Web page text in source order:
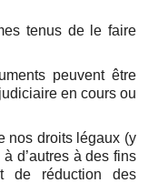
tenus de le faire
peuvent être
en cours ou
nos droits légaux (y
d’autres à des fins
de réduction des